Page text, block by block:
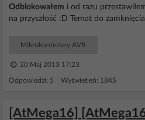
Odblokowałem i od razu
na przyszłość :D Temat do
Mikrokontrolery AVR
20 Maj 2013 17:23
Odpowiedzi: 5 Wyświetleń: 1845
[AtMega16]